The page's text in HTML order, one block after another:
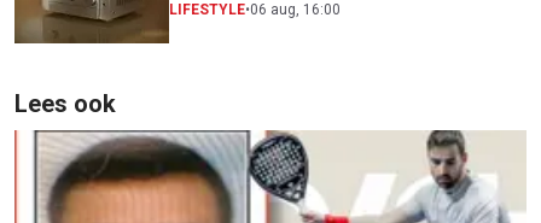
CINEMA Series 2
LIFESTYLE•06 aug, 16:00
Lees ook